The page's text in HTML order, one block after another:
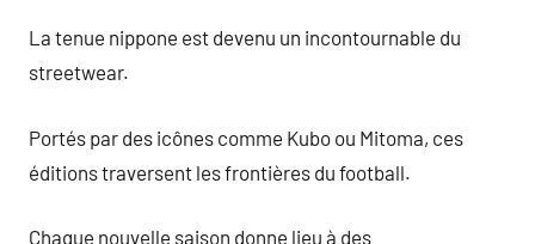
La tenue nippone est devenu un incontournable du
streetwear.
Portés par des icônes comme Kubo ou Mitoma, ces
éditions traversent les frontières du football.
Chaque nouvelle saison donne lieu à des